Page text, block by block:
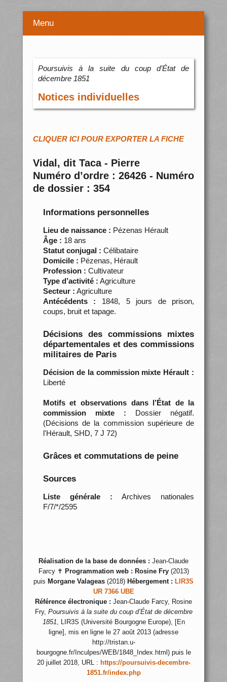
Menu
Poursuivis à la suite du coup d’État de
décembre 1851
Notices individuelles
CLIQUER ICI POUR EXPORTER LA FICHE
Vidal, dit Taca - Pierre
Numéro d’ordre : 26426 - Numéro
de dossier : 354
Informations personnelles
Lieu de naissance : Pézenas Hérault
Âge : 18 ans
Statut conjugal : Célibataire
Domicile : Pézenas, Hérault
Profession : Cultivateur
Type d’activité : Agriculture
Secteur : Agriculture
Antécédents : 1848, 5 jours de prison,
coups, bruit et tapage.
Décisions des commissions mixtes
départementales et des commissions
militaires de Paris
Décision de la commission mixte Hérault :
Liberté
Motifs et observations dans l’État de la
commission mixte : Dossier négatif.
(Décisions de la commission supérieure de
l'Hérault, SHD, 7 J 72)
Grâces et commutations de peine
Sources
Liste générale : Archives nationales
F/7/*/2595
Réalisation de la base de données : Jean-Claude
Farcy ✝ Programmation web : Rosine Fry(2013)
puis Morgane Valageas (2018) Hébergement : LIR3S
UR 7366 UBE
Référence électronique : Jean-Claude Farcy, Rosine
Fry, Poursuivis à la suite du coup d’État de décembre
1851, LIR3S (Université Bourgogne Europe), [En
ligne], mis en ligne le 27 août 2013 (adresse
http://tristan.u-
bourgogne.fr/Inculpes/WEB/1848_Index.html) puis le
20 juillet 2018, URL : https://poursuivis-decembre-
1851.fr/index.php